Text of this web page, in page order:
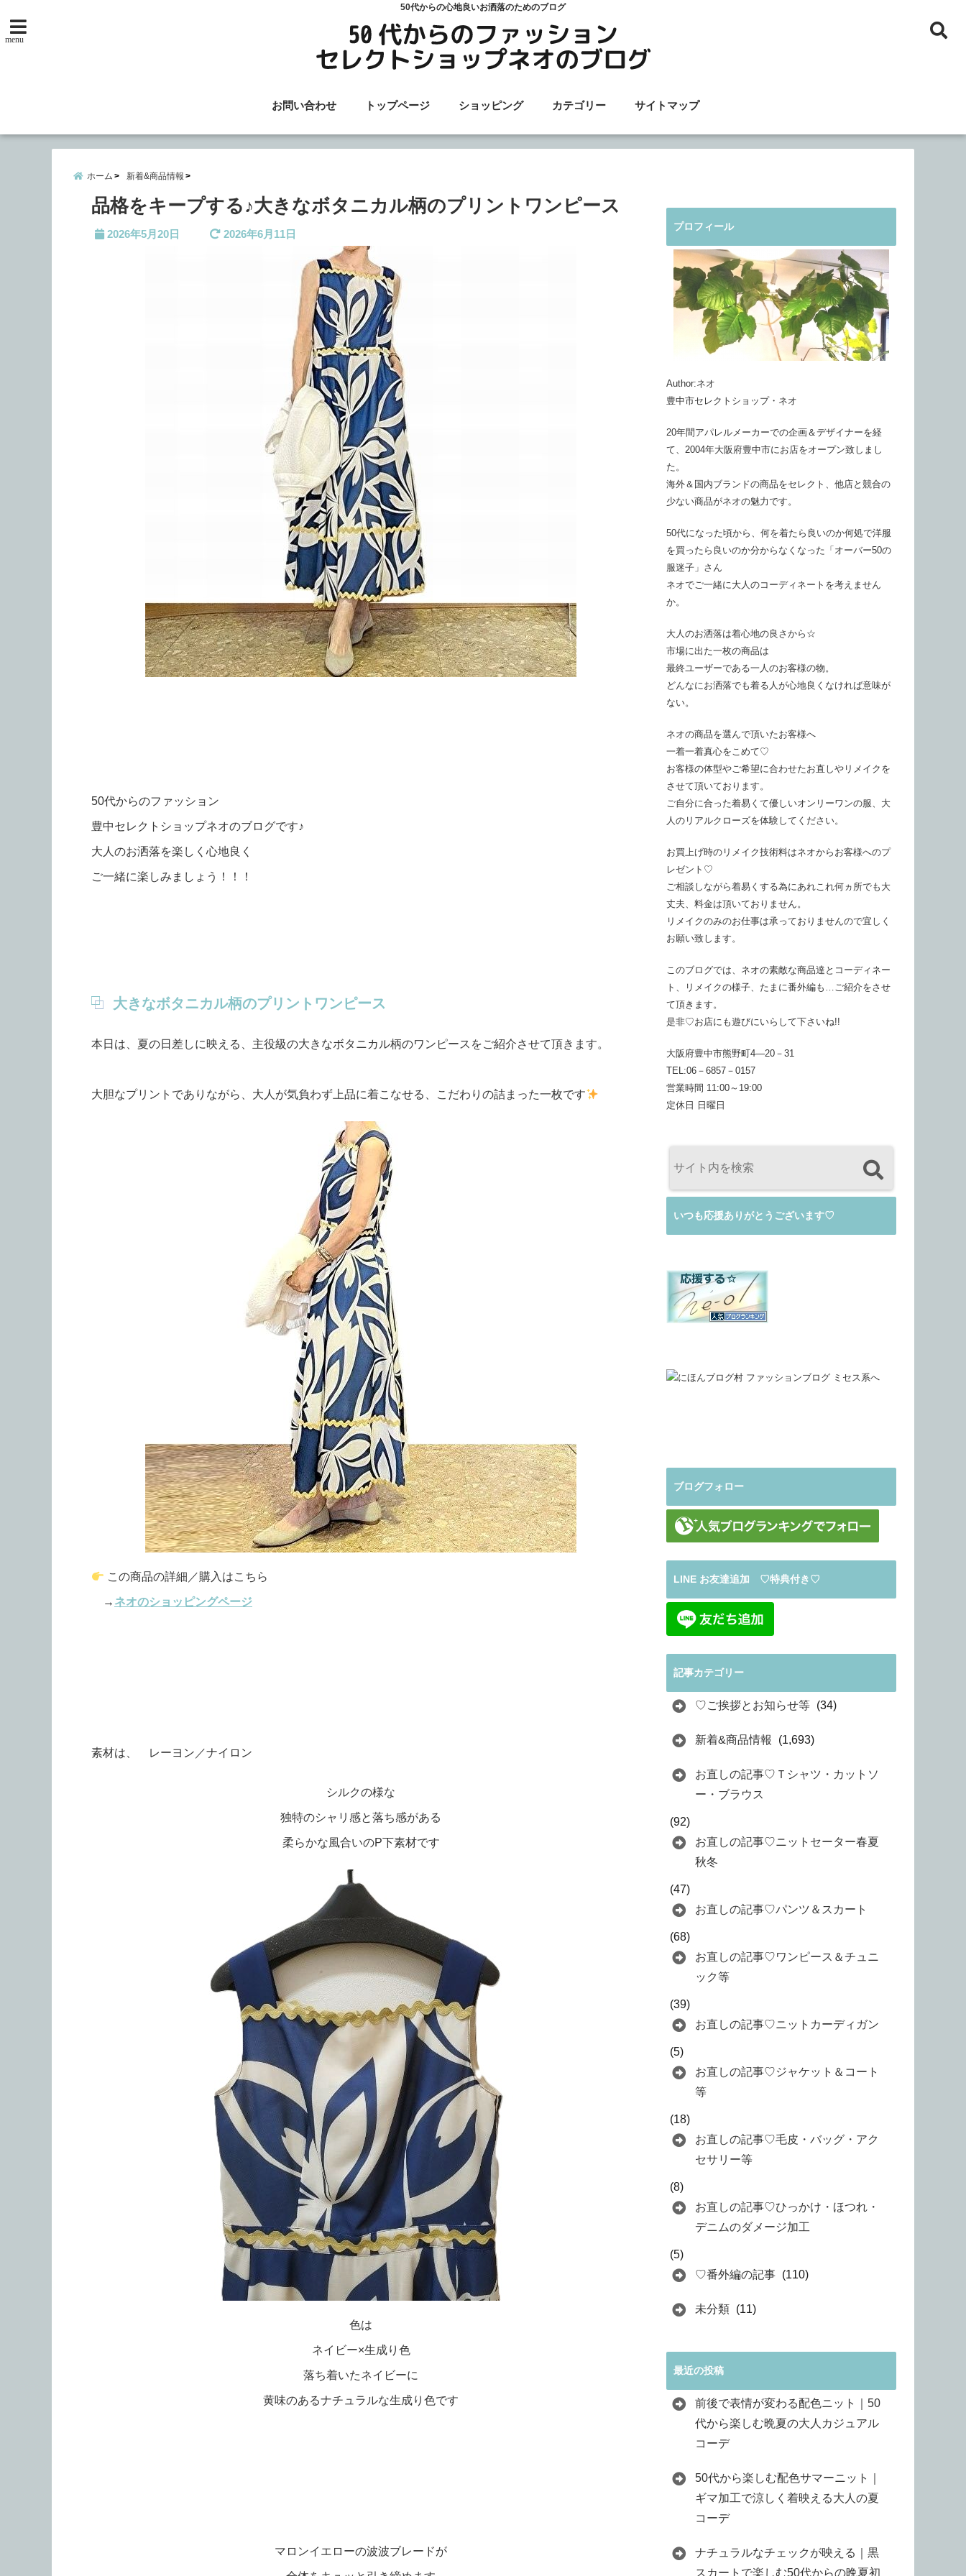
50代からの心地良いお洒落のためのブログ
menu
お問い合わせ トップページ ショッピング カテゴリー サイトマップ
ホーム 新着&商品情報
品格をキープする♪大きなボタニカル柄のプリントワンピース
2026年5月20日 2026年6月11日
50代からのファッション
豊中セレクトショップネオのブログです♪
大人のお洒落を楽しく心地良く
ご一緒に楽しみましょう！！！
大きなボタニカル柄のプリントワンピース
本日は、夏の日差しに映える、主役級の大きなボタニカル柄のワンピースをご紹介させて頂きます。
大胆なプリントでありながら、大人が気負わず上品に着こなせる、こだわりの詰まった一枚です
この商品の詳細／購入はこちら
→ ネオのショッピングページ
素材は、 レーヨン／ナイロン
シルクの様な
独特のシャリ感と落ち感がある
柔らかな風合いのP下素材です
色は
ネイビー×生成り色
落ち着いたネイビーに
黄味のあるナチュラルな生成り色です
マロンイエローの波波ブレードが
プロフィール
Author:ネオ
豊中市セレクトショップ・ネオ
20年間アパレルメーカーでの企画＆デザイナーを経
て、2004年大阪府豊中市にお店をオープン致しまし
た。
海外＆国内ブランドの商品をセレクト、他店と競合の
少ない商品がネオの魅力です。
50代になった頃から、何を着たら良いのか何処で洋服
を買ったら良いのか分からなくなった「オーバー50の
服迷子」さん
ネオでご一緒に大人のコーディネートを考えません
か。
大人のお洒落は着心地の良さから☆
市場に出た一枚の商品は
最終ユーザーである一人のお客様の物。
どんなにお洒落でも着る人が心地良くなければ意味が
ない。
ネオの商品を選んで頂いたお客様へ
一着一着真心をこめて♡
お客様の体型やご希望に合わせたお直しやリメイクを
させて頂いております。
ご自分に合った着易くて優しいオンリーワンの服、大
人のリアルクローズを体験してください。
お買上げ時のリメイク技術料はネオからお客様へのプ
レゼント♡
ご相談しながら着易くする為にあれこれ何ヵ所でも大
丈夫、料金は頂いておりません。
リメイクのみのお仕事は承っておりませんので宜しく
お願い致します。
このブログでは、ネオの素敵な商品達とコーディネー
ト、リメイクの様子、たまに番外編も…ご紹介をさせ
て頂きます。
是非♡お店にも遊びにいらして下さいね!!
大阪府豊中市熊野町4―20－31
TEL:06－6857－0157
営業時間 11:00～19:00
定休日 日曜日
いつも応援ありがとうございます♡
ブログフォロー
LINE お友達追加 ♡特典付き♡
記事カテゴリー
♡ご挨拶とお知らせ等 (34)
新着&商品情報 (1,693)
お直しの記事♡Ｔシャツ・カットソ
ー・ブラウス
(92)
お直しの記事♡ニットセーター春夏
秋冬
(47)
お直しの記事♡パンツ＆スカート
(68)
お直しの記事♡ワンピース＆チュニ
ック等
(39)
お直しの記事♡ニットカーディガン
(5)
お直しの記事♡ジャケット＆コート
等
(18)
お直しの記事♡毛皮・バッグ・アク
セサリー等
(8)
お直しの記事♡ひっかけ・ほつれ・
デニムのダメージ加工
(5)
♡番外編の記事 (110)
未分類 (11)
最近の投稿
前後で表情が変わる配色ニット｜50
代から楽しむ晩夏の大人カジュアル
コーデ
50代から楽しむ配色サマーニット｜
ギマ加工で涼しく着映える大人の夏
コーデ
ナチュラルなチェックが映える｜黒
スカートで楽しむ50代からの晩夏初